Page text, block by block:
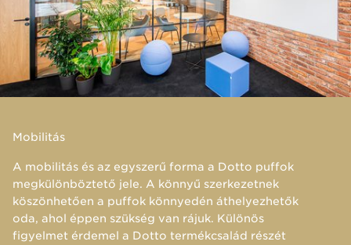
Mobilitás
​A mobilitás és az egyszerű forma a Dotto puffok
megkülönböztető jele. A könnyű szerkezetnek
köszönhetően a puffok könnyedén áthelyezhetők
oda, ahol éppen szükség van rájuk. Különös
figyelmet érdemel a Dotto termékcsalád részét